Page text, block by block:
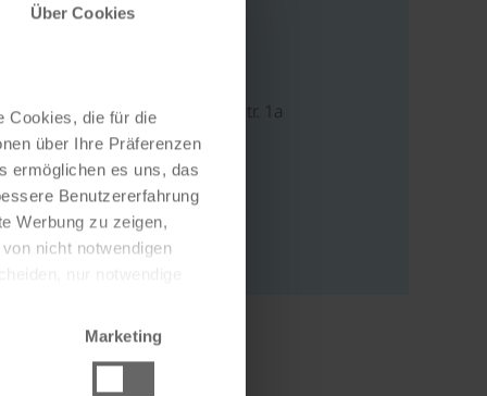
Über Cookies
Cookies, die für die
über Ihre Präferenzen
ermöglichen es uns, das
Benutzererfahrung
Werbung zu zeigen,
nicht notwendigen
Marketing
Mondsee Bundesstr. 1a
5340 St. Gilgen
Österreich
write an e-mail
to website